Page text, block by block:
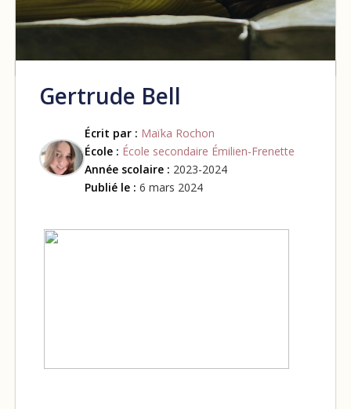
Gertrude Bell
Écrit par : Maïka Rochon
École : École secondaire Émilien-Frenette
Année scolaire : 2023-2024
Publié le : 6 mars 2024